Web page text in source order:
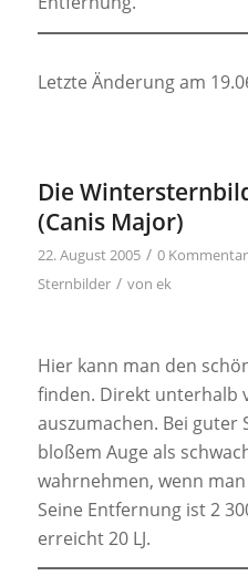
Letzte Änderung am
Die
(Canis Major)
22. August 2005 / 0
Sternbilder / von ek
Hier kann man den
finden. Direkt unterhalb
auszumachen. Bei guter
bloßem Auge als
wahrnehmen, wenn
Seine Entfernung ist 2
erreicht 20 LJ.